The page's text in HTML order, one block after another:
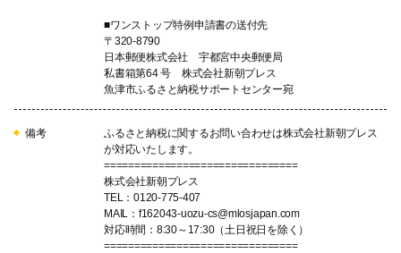
■ワンストップ特例申請書の送付先
〒320-8790
日本郵便株式会社 宇都宮中央郵便局
私書箱第64 号 株式会社新朝プレス
魚津市ふるさと納税サポートセンター宛
備考
ふるさと納税に関するお問い合わせは株式会社新朝プレス
が対応いたします。
================================
株式会社新朝プレス
TEL：0120-775-407
MAIL：f162043-uozu-cs@mlosjapan.com
対応時間：8:30～17:30（土日祝日を除く）
================================